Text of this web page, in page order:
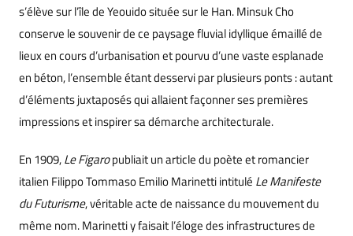
s’élève sur l’île de Yeouido située sur le Han. Minsuk Cho
conserve le souvenir de ce paysage fluvial idyllique émaillé de
lieux en cours d’urbanisation et pourvu d’une vaste esplanade
en béton, l’ensemble étant desservi par plusieurs ponts : autant
d’éléments juxtaposés qui allaient façonner ses premières
impressions et inspirer sa démarche architecturale.
En 1909,Le Figaropubliait un article du poète et romancier
italien Filippo Tommaso Emilio Marinetti intitulé Le Manifeste
du Futurisme, véritable acte de naissance du mouvement du
même nom. Marinetti y faisait l’éloge des infrastructures de